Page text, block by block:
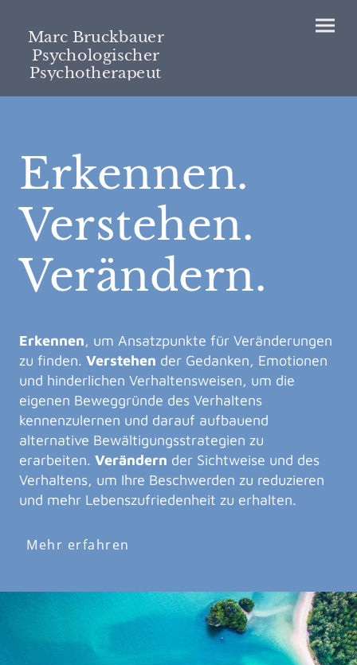
Marc Bruckbauer
Psychologischer
Psychotherapeut
Erkennen.
Verstehen.
Verändern.
Erkennen, um Ansatzpunkte für Veränderungen
zu finden. Verstehen der Gedanken, Emotionen
und hinderlichen Verhaltensweisen, um die
eigenen Beweggründe des Verhaltens
kennenzulernen und darauf aufbauend
alternative Bewältigungsstrategien zu
erarbeiten. Verändern der Sichtweise und des
Verhaltens, um Ihre Beschwerden zu reduzieren
und mehr Lebenszufriedenheit zu erhalten.
Mehr erfahren